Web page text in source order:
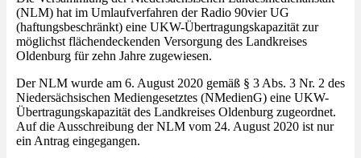
(NLM) hat im Umlaufverfahren der Radio 90vier UG
(haftungsbeschränkt) eine UKW-Übertragungskapazität zur
möglichst flächendeckenden Versorgung des Landkreises
Oldenburg für zehn Jahre zugewiesen.
Der NLM wurde am 6. August 2020 gemäß § 3 Abs. 3 Nr. 2 des
Niedersächsischen Mediengesetztes (NMedienG) eine UKW-
Übertragungskapazität des Landkreises Oldenburg zugeordnet.
Auf die Ausschreibung der NLM vom 24. August 2020 ist nur
ein Antrag eingegangen.